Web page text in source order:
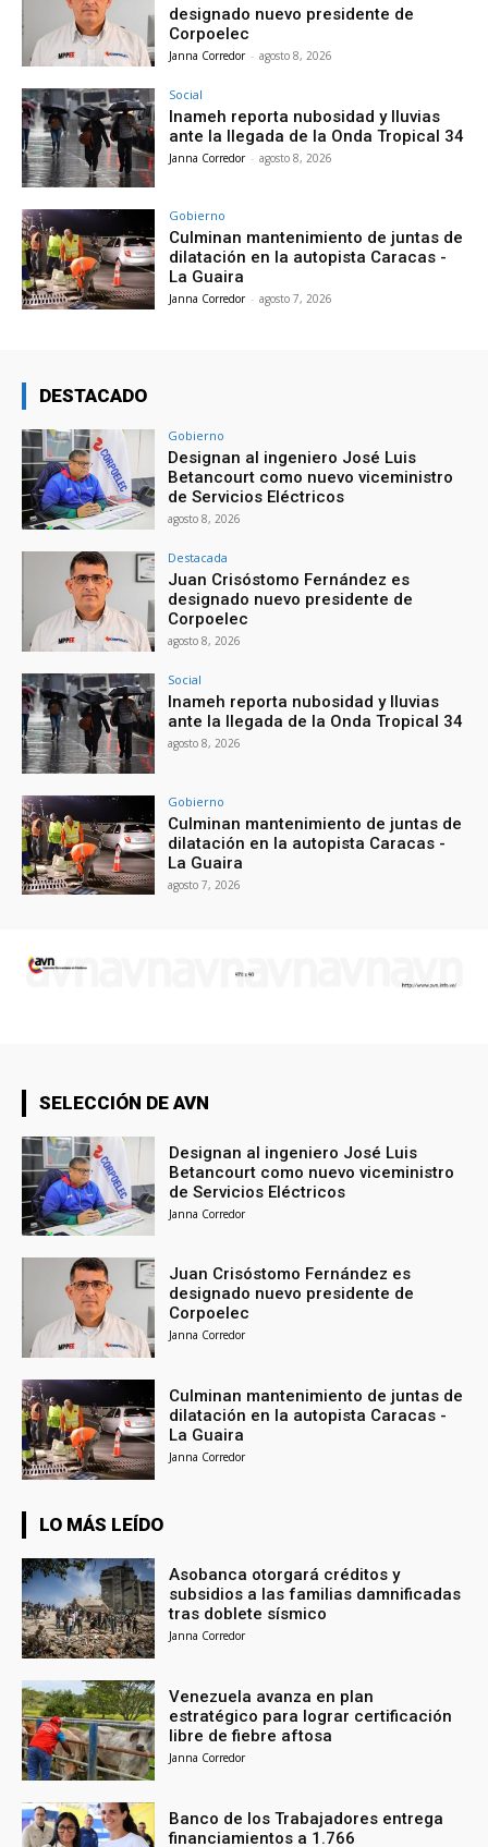
designado nuevo presidente de
Corpoelec
Janna Corredor - agosto 8, 2026
Social
Inameh reporta nubosidad y lluvias
ante la llegada de la Onda Tropical 34
Janna Corredor - agosto 8, 2026
Gobierno
Culminan mantenimiento de juntas de
dilatación en la autopista Caracas -
La Guaira
Janna Corredor - agosto 7, 2026
DESTACADO
Gobierno
Designan al ingeniero José Luis
Betancourt como nuevo viceministro
de Servicios Eléctricos
agosto 8, 2026
Destacada
Juan Crisóstomo Fernández es
designado nuevo presidente de
Corpoelec
agosto 8, 2026
Social
Inameh reporta nubosidad y lluvias
ante la llegada de la Onda Tropical 34
agosto 8, 2026
Gobierno
Culminan mantenimiento de juntas de
dilatación en la autopista Caracas -
La Guaira
agosto 7, 2026
SELECCIÓN DE AVN
Designan al ingeniero José Luis
Betancourt como nuevo viceministro
de Servicios Eléctricos
Janna Corredor
Juan Crisóstomo Fernández es
designado nuevo presidente de
Corpoelec
Janna Corredor
Culminan mantenimiento de juntas de
dilatación en la autopista Caracas -
La Guaira
Janna Corredor
LO MÁS LEÍDO
Asobanca otorgará créditos y
subsidios a las familias damnificadas
tras doblete sísmico
Janna Corredor
Venezuela avanza en plan
estratégico para lograr certificación
libre de fiebre aftosa
Janna Corredor
Banco de los Trabajadores entrega
financiamientos a 1.766